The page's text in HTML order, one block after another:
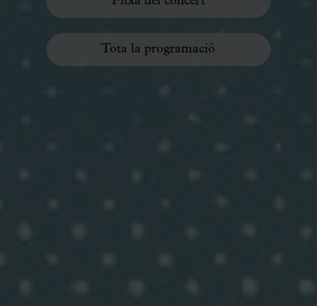
Tota la programació